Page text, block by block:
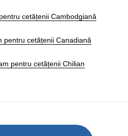
cetățenii Cambodgiană
pentru cetățenii Canadiană
pentru cetățenii Chilian